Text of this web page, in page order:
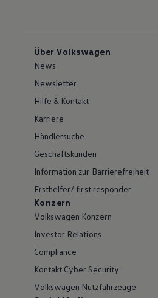
Über Volkswagen
News
Newsletter
Hilfe & Kontakt
Karriere
Händlersuche
Geschäftskunden
Information zur Barrierefreiheit
Ersthelfer/ first responder
Konzern
Volkswagen Konzern
Investor Relations
Compliance
Kontakt Cyber Security
Volkswagen Nutzfahrzeuge